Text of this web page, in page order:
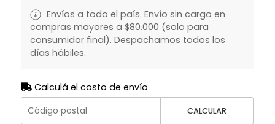
Envíos a todo el país. Envío sin cargo en
compras mayores a $80.000 (solo para
consumidor final). Despachamos todos los
días hábiles.
Calculá el costo de envío
CALCULAR